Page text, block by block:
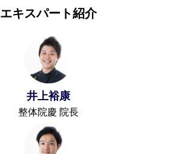
エキスパート紹介
井上裕康
整体院慶 院長